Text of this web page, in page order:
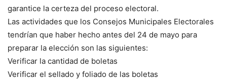
garantice la certeza del proceso electoral.
Las actividades que los Consejos Municipales Electorales
tendrían que haber hecho antes del 24 de mayo para
preparar la elección son las siguientes:
Verificar la cantidad de boletas
Verificar el sellado y foliado de las boletas